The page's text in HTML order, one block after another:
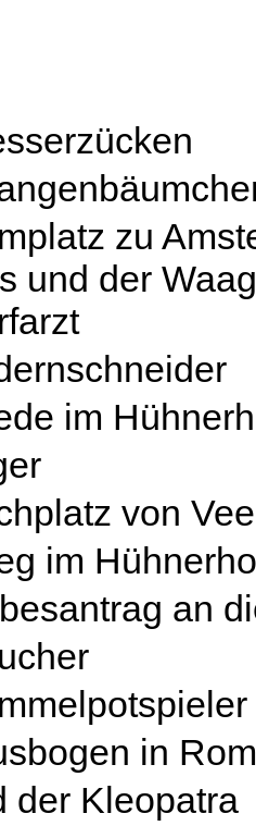
zu
und der
im
von
im
an
in Rom
der Kleopatra